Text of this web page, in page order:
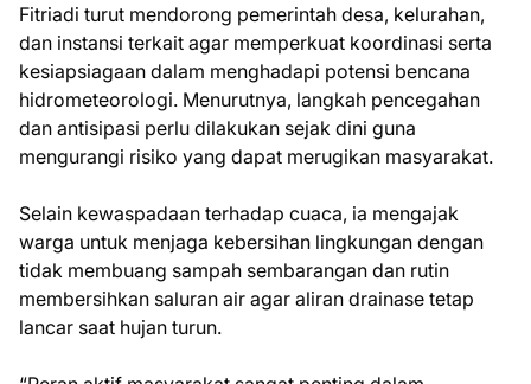
Fitriadi turut mendorong pemerintah desa, kelurahan,
dan instansi terkait agar memperkuat koordinasi serta
kesiapsiagaan dalam menghadapi potensi bencana
hidrometeorologi. Menurutnya, langkah pencegahan
dan antisipasi perlu dilakukan sejak dini guna
mengurangi risiko yang dapat merugikan masyarakat.
Selain kewaspadaan terhadap cuaca, ia mengajak
warga untuk menjaga kebersihan lingkungan dengan
tidak membuang sampah sembarangan dan rutin
membersihkan saluran air agar aliran drainase tetap
lancar saat hujan turun.